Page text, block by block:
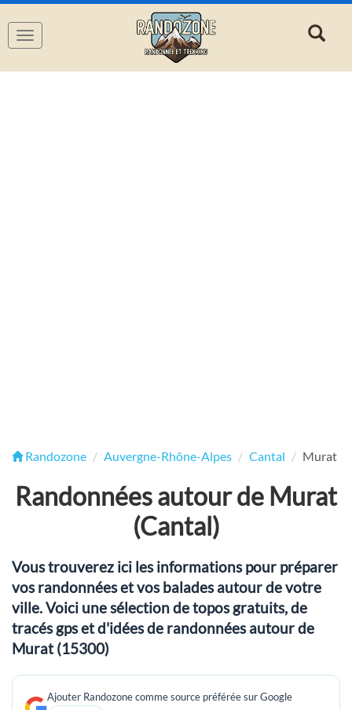
Navigation
Randozone Auvergne-Rhône-Alpes Cantal Murat
Randonnées autour de Murat
(Cantal)
Vous trouverez ici les informations pour préparer
vos randonnées et vos balades autour de votre
ville. Voici une sélection de topos gratuits, de
tracés gps et d'idées de randonnées autour de
Murat (15300)
Ajouter Randozone comme source préférée sur Google